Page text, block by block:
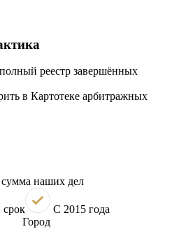
реестр завершённых
в Картотеке арбитражных
сумма наших дел
срок
С 2015 года
Город